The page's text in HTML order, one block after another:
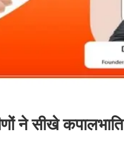
ने सीखे कपालभाति